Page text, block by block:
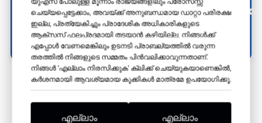
11
ദിവസങ്ങൾ
01
മണിക്കൂറുകൾ
38
മിനി
23
നിങ്ങളെ അവിടെ കാണാൻ ഞങ്ങൾ ആഗ്രഹിക്കുന്നു!
ചെയ്യപ്പെട്ടേക്കാം, അവയ്ക്ക് അനുബന്ധമായ ഡാറ്റാ പരിരക്ഷ
ഇല്ല, പ്രത്യേകിച്ചും പ്രാദേശിക അധികാരികളുടെ
ആക്‌സസ് ഫലപ്രദമായി തടയാൻ കഴിയില്ല. നിങ്ങൾക്ക്
എപ്പോൾ വേണമെങ്കിലും ഉടനടി പ്രാബല്യത്തിൽ വരുന്ന
തരത്തിൽ നിങ്ങളുടെ സമ്മതം പിൻവലിക്കാവുന്നതാണ്.
നിങ്ങൾ 'എല്ലാം നിരസിക്കുക' ക്ലിക്ക് ചെയ്യുകയാണെങ്കിൽ,
കർശനമായി ആവശ്യമായ കുക്കികൾ മാത്രമേ ഉപയോഗിക്കൂ.
എല്ലാം
എല്ലാം